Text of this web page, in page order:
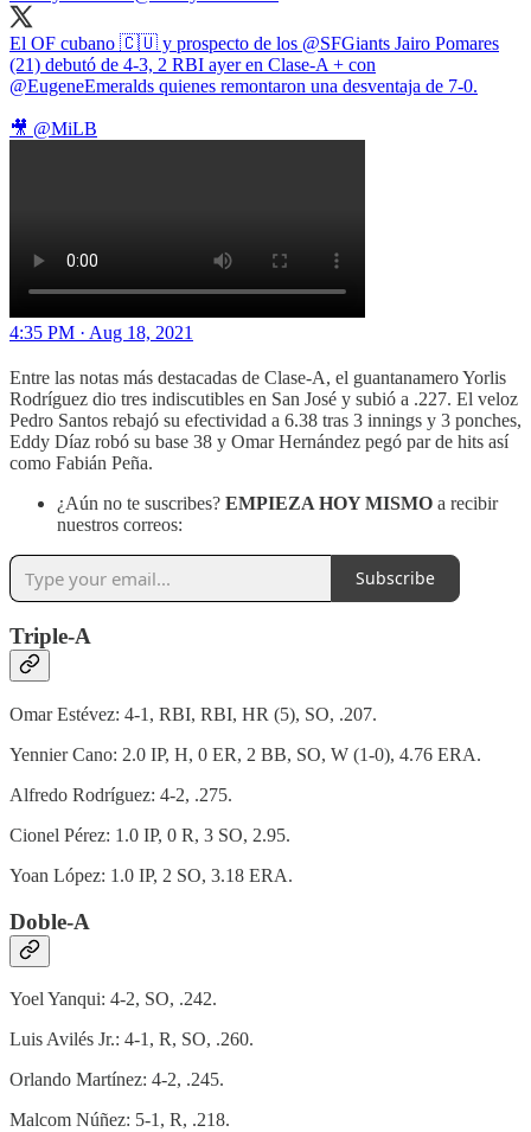
El OF cubano 🇨🇺 y prospecto de los @SFGiants Jairo Pomares
(21) debutó de 4-3, 2 RBI ayer en Clase-A + con
@EugeneEmeralds quienes remontaron una desventaja de 7-0.
🎥 @MiLB
4:35 PM · Aug 18, 2021
Entre las notas más destacadas de Clase-A, el guantanamero Yorlis
Rodríguez dio tres indiscutibles en San José y subió a .227. El veloz
Pedro Santos rebajó su efectividad a 6.38 tras 3 innings y 3 ponches,
Eddy Díaz robó su base 38 y Omar Hernández pegó par de hits así
como Fabián Peña.
¿Aún no te suscribes? EMPIEZA HOY MISMO a recibir
nuestros correos:
Subscribe
Triple-A
Omar Estévez: 4-1, RBI, RBI, HR (5), SO, .207.
Yennier Cano: 2.0 IP, H, 0 ER, 2 BB, SO, W (1-0), 4.76 ERA.
Alfredo Rodríguez: 4-2, .275.
Cionel Pérez: 1.0 IP, 0 R, 3 SO, 2.95.
Yoan López: 1.0 IP, 2 SO, 3.18 ERA.
Doble-A
Yoel Yanqui: 4-2, SO, .242.
Luis Avilés Jr.: 4-1, R, SO, .260.
Orlando Martínez: 4-2, .245.
Malcom Núñez: 5-1, R, .218.